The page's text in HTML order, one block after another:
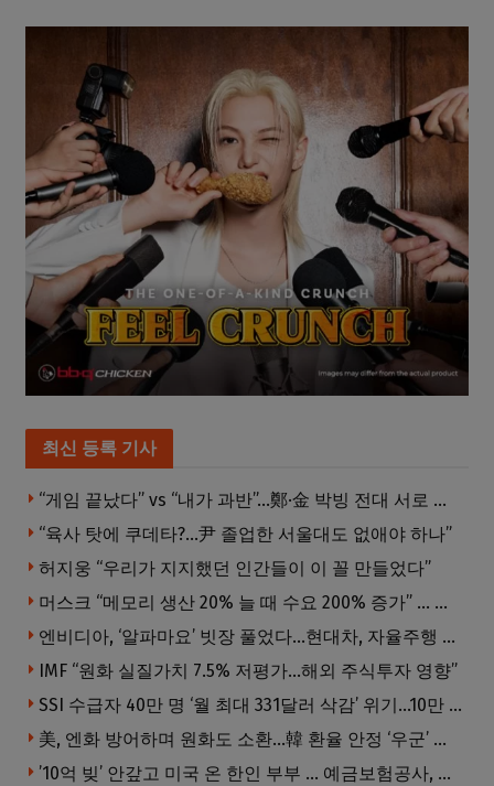
최신 등록 기사
“게임 끝났다” vs “내가 과반”…鄭·金 박빙 전대 서로 우위 주장
“육사 탓에 쿠데타?…尹 졸업한 서울대도 없애야 하나”
허지웅 “우리가 지지했던 인간들이 이 꼴 만들었다”
머스크 “메모리 생산 20% 늘 때 수요 200% 증가” … 반도체 매출 1조달러 눈 앞
엔비디아, ‘알파마요’ 빗장 풀었다…현대차, 자율주행 속도내나
IMF “원화 실질가치 7.5% 저평가…해외 주식투자 영향”
SSI 수급자 40만 명 ‘월 최대 331달러 삭감’ 위기…10만 명은 수급자격 상실
美, 엔화 방어하며 원화도 소환…韓 환율 안정 ‘우군’ 되나
’10억 빚’ 안갚고 미국 온 한인 부부 … 예금보험공사, 미국서 소송